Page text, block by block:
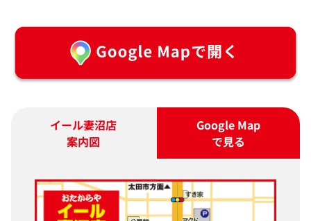
イール妻沼店
案内図
Google Map
で見る